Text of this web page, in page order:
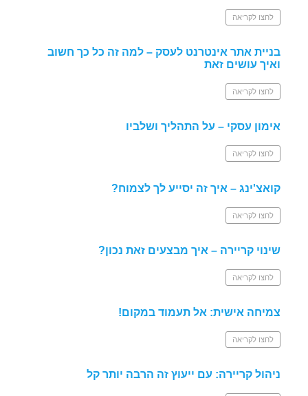
לחצו לקריאה
בניית אתר אינטרנט לעסק – למה זה כל כך חשוב
ואיך עושים זאת
לחצו לקריאה
אימון עסקי – על התהליך ושלביו
לחצו לקריאה
קואצ'ינג – איך זה יסייע לך לצמוח?
לחצו לקריאה
שינוי קריירה – איך מבצעים זאת נכון?
לחצו לקריאה
צמיחה אישית: אל תעמוד במקום!
לחצו לקריאה
ניהול קריירה: עם ייעוץ זה הרבה יותר קל